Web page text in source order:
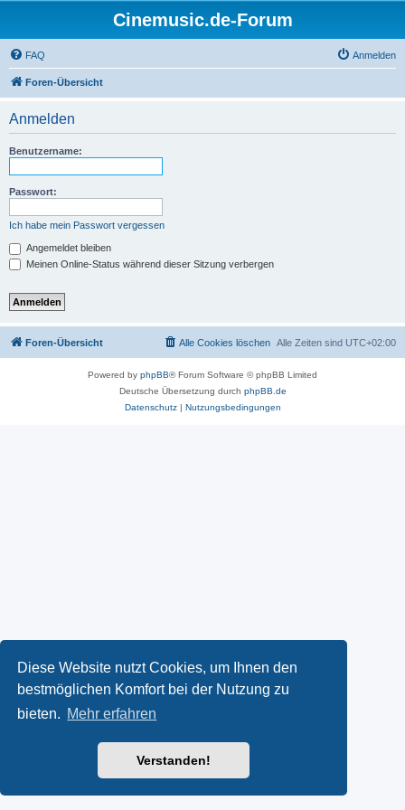
Diese Website nutzt Cookies, um Ihnen den
bestmöglichen Komfort bei der Nutzung zu
bieten. Mehr erfahren
Verstanden!
Cinemusic.de-Forum
FAQ Anmelden
Foren-Übersicht
Anmelden
Benutzername:
Passwort:
Ich habe mein Passwort vergessen
Angemeldet bleiben
Meinen Online-Status während dieser Sitzung verbergen
Foren-Übersicht Alle Zeiten sind UTC+02:00
Alle Cookies löschen
Powered by phpBB® Forum Software © phpBB Limited
Deutsche Übersetzung durch phpBB.de
Datenschutz| Nutzungsbedingungen